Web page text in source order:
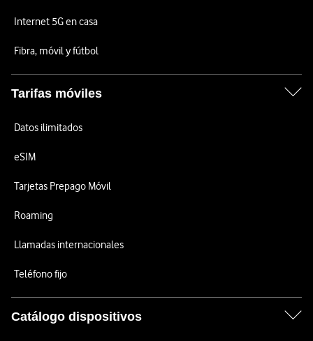
Internet 5G en casa
Fibra, móvil y fútbol
Tarifas móviles
Datos ilimitados
eSIM
Tarjetas Prepago Móvil
Roaming
Llamadas internacionales
Teléfono fijo
Catálogo dispositivos